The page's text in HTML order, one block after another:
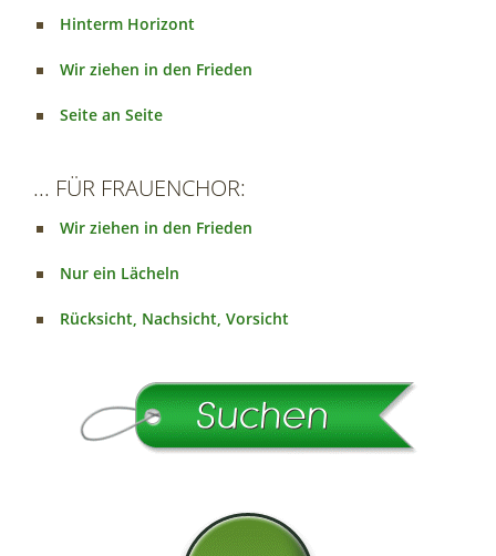
Hinterm Horizont
Wir ziehen in den Frieden
Seite an Seite
... FÜR FRAUENCHOR:
Wir ziehen in den Frieden
Nur ein Lächeln
Rücksicht, Nachsicht, Vorsicht